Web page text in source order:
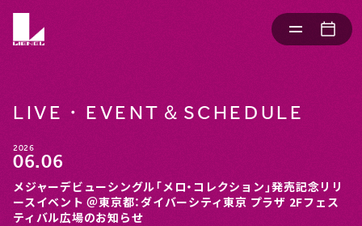
LIVE・EVENT＆SCHEDULE
2026
06.06
メジャーデビューシングル「メロ・コレクション」発売記念リリ
ースイベント ＠東京都：ダイバーシティ東京 プラザ 2Fフェス
ティバル広場のお知らせ